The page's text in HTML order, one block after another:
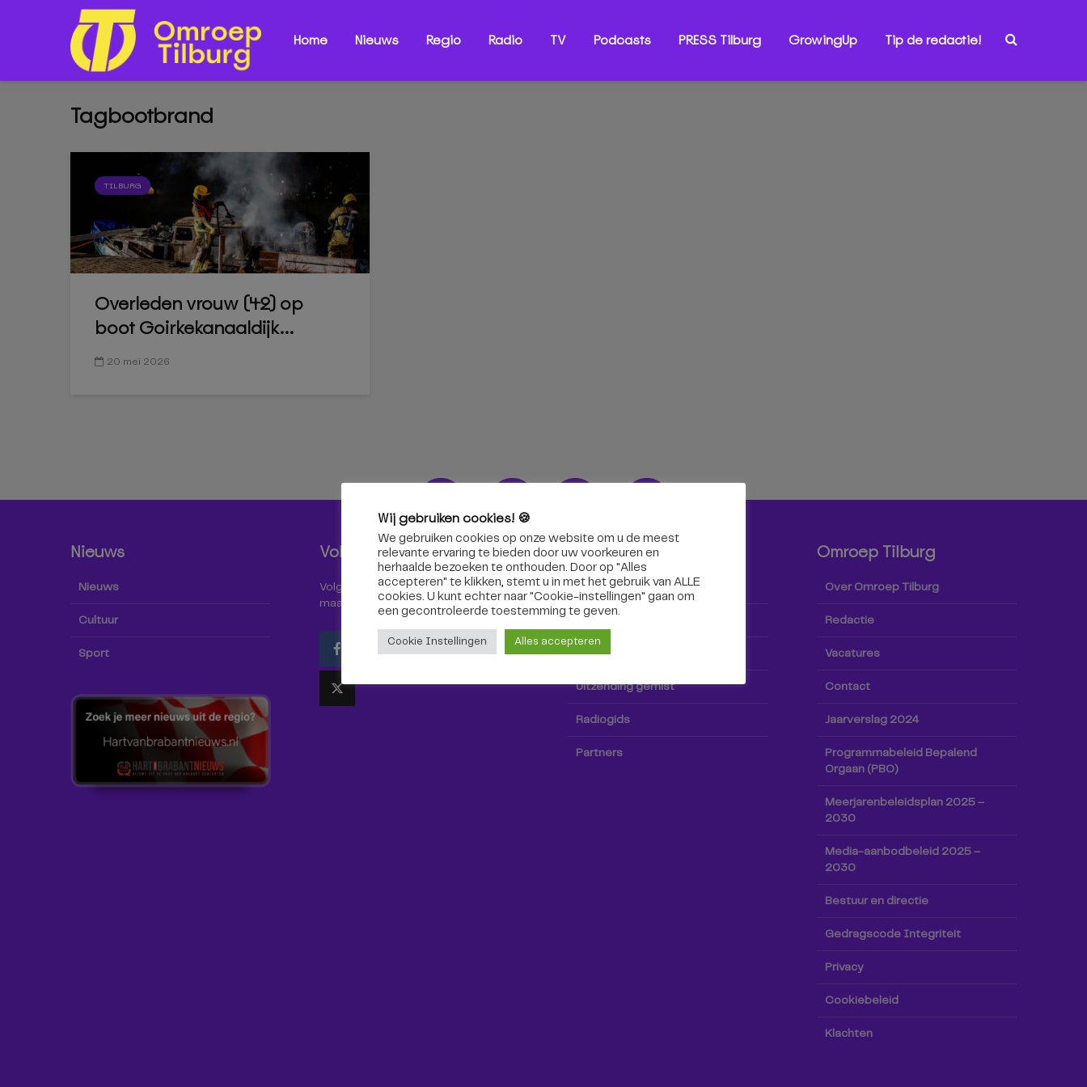
Home Nieuws Regio Radio TV Podcasts PRESS Tilburg GrowingUp Tip de redactie!
Tagbootbrand
TILBURG
Overleden vrouw (42) op
boot Goirkekanaaldijk...
20 mei 2026
Nieuws
Nieuws
Cultuur
Sport
Volg ons!
Volg Omroep Tilburg niet alleen hier,
maar ook via social media!
Radio & TV
Kijk tv
Radio
TV-gids
Uitzending gemist
Radiogids
Partners
Omroep Tilburg
Over Omroep Tilburg
Redactie
Vacatures
Contact
Jaarverslag 2024
Programmabeleid Bepalend
Orgaan (PBO)
Meerjarenbeleidsplan 2025 –
2030
Media-aanbodbeleid 2025 –
2030
Bestuur en directie
Gedragscode Integriteit
Privacy
Cookiebeleid
Klachten
Wij gebruiken cookies! 🍪
We gebruiken cookies op onze website om u de meest
relevante ervaring te bieden door uw voorkeuren en
herhaalde bezoeken te onthouden. Door op "Alles
accepteren" te klikken, stemt u in met het gebruik van ALLE
cookies. U kunt echter naar "Cookie-instellingen" gaan om
een ​​gecontroleerde toestemming te geven.
Cookie Instellingen Alles accepteren